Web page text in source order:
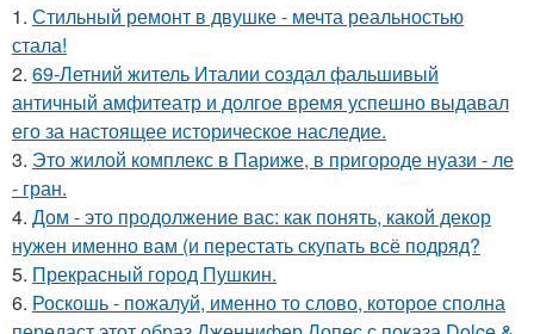
1. Стильный ремонт в двушке - мечта реальностью
стала!
2. 69-Летний житель Италии создал фальшивый
античный амфитеатр и долгое время успешно выдавал
его за настоящее историческое наследие.
3. Это жилой комплекс в Париже, в пригороде нуази - ле
- гран.
4. Дом - это продолжение вас: как понять, какой декор
нужен именно вам (и перестать скупать всё подряд?
5. Прекрасный город Пушкин.
6. Роскошь - пожалуй, именно то слово, которое сполна